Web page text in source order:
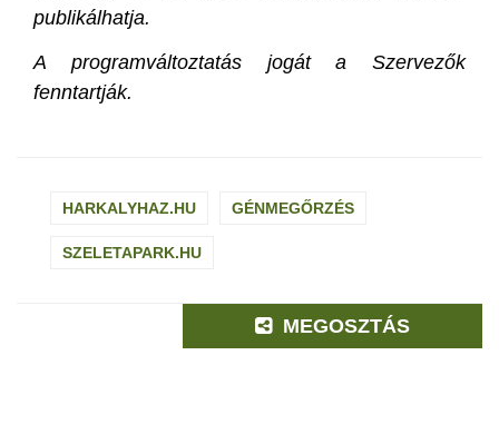
publikálhatja.
A programváltoztatás jogát a Szervezők
fenntartják.
HARKALYHAZ.HU GÉNMEGŐRZÉS
SZELETAPARK.HU
MEGOSZTÁS